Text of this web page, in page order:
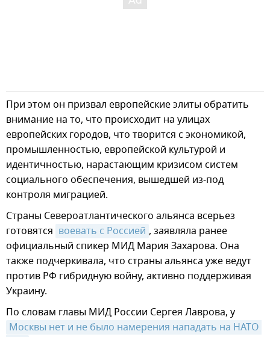
При этом он призвал европейские элиты обратить
внимание на то, что происходит на улицах
европейских городов, что творится с экономикой,
промышленностью, европейской культурой и
идентичностью, нарастающим кризисом систем
социального обеспечения, вышедшей из-под
контроля миграцией.
Страны Североатлантического альянса всерьез
готовятся воевать с Россией , заявляла ранее
официальный спикер МИД Мария Захарова. Она
также подчеркивала, что страны альянса уже ведут
против РФ гибридную войну, активно поддерживая
Украину.
По словам главы МИД России Сергея Лаврова, у
Москвы нет и не было намерения нападать на НАТО